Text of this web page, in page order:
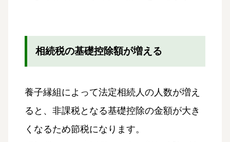
相続税の基礎控除額が増える
養子縁組によって法定相続人の人数が増え
ると、非課税となる基礎控除の金額が大き
くなるため節税になります。